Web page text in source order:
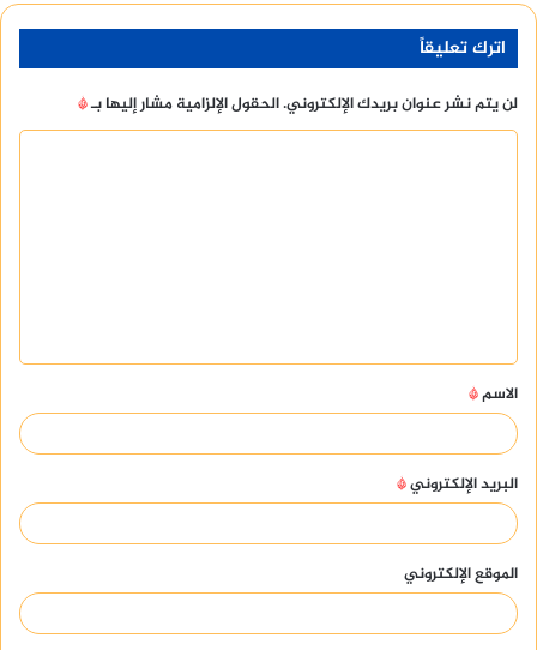
اترك تعليقاً
لن يتم نشر عنوان بريدك الإلكتروني.الحقول الإلزامية مشار إليها بـ*
ق
*
الاسم*
البريد الإلكتروني*
الموقع الإلكتروني